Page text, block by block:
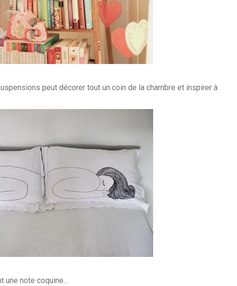
peut décorer tout un coin de la chambre et inspirer à
une note coquine...